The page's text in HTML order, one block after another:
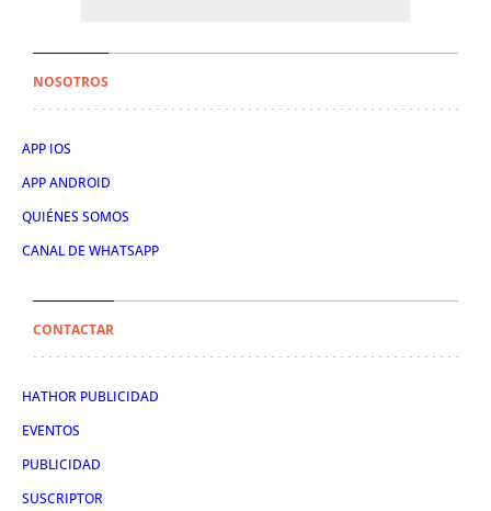
NOSOTROS
APP IOS
APP ANDROID
QUIÉNES SOMOS
CANAL DE WHATSAPP
CONTACTAR
HATHOR PUBLICIDAD
EVENTOS
PUBLICIDAD
SUSCRIPTOR